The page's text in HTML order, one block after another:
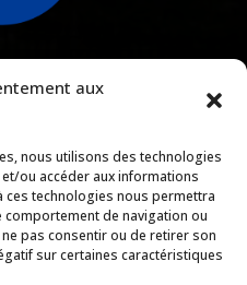
aux
nous utilisons des technologies
ou accéder aux informations
ces technologies nous permettra
de navigation ou
pas consentir ou de retirer son
sur certaines caractéristiques
brochure
légales